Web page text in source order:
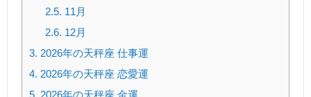
2.5. 11月
2.6. 12月
3. 2026年の天秤座 仕事運
4. 2026年の天秤座 恋愛運